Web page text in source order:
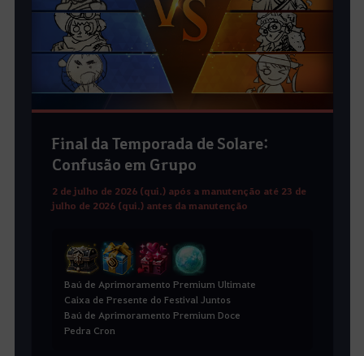
Final da Temporada de Solare:
Confusão em Grupo
2 de julho de 2026 (qui.) após a manutenção até 23 de
julho de 2026 (qui.) antes da manutenção
Baú de Aprimoramento Premium Ultimate
Caixa de Presente do Festival Juntos
Baú de Aprimoramento Premium Doce
Pedra Cron